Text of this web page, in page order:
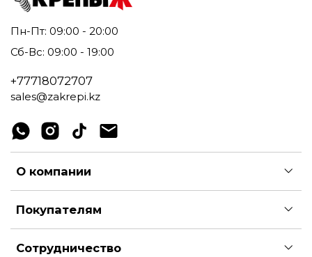
Пн-Пт: 09:00 - 20:00
Сб-Вс: 09:00 - 19:00
+77718072707
sales@zakrepi.kz
О компании
Покупателям
Сотрудничество